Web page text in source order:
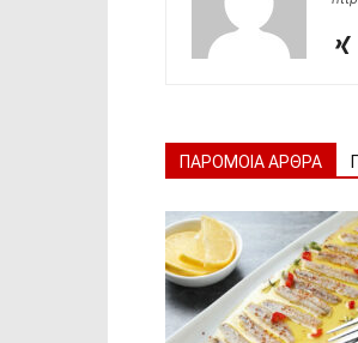
ΠΑΡΟΜΟΙΑ ΑΡΘΡΑ